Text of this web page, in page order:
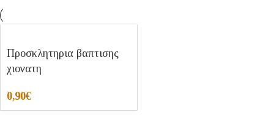
Προσκλητηρια βαπτισης
χιονατη
0,90€